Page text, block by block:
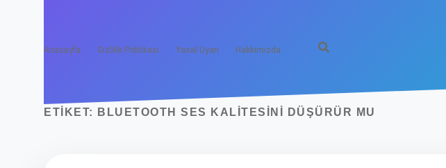
Anasayfa Gizlilik Politikası Yasal Uyarı Hakkımızda
ETIKET: BLUETOOTH SES KALITESINI DÜŞÜRÜR MU